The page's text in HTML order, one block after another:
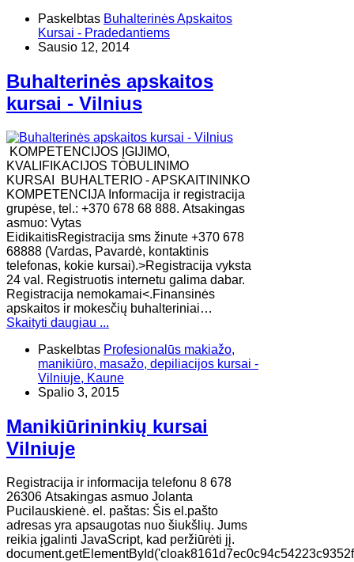
Paskelbtas Buhalterinės Apskaitos
Kursai - Pradedantiems
Sausio 12, 2014
Buhalterinės apskaitos
kursai - Vilnius
KOMPETENCIJOS ĮGIJIMO,
KVALIFIKACIJOS TOBULINIMO
KURSAI BUHALTERIO - APSKAITININKO
KOMPETENCIJA Informacija ir registracija
grupėse, tel.: +370 678 68 888. Atsakingas
asmuo: Vytas
EidikaitisRegistracija sms žinute +370 678
68888 (Vardas, Pavardė, kontaktinis
telefonas, kokie kursai).>Registracija vyksta
24 val. Registruotis internetu galima dabar.
Registracija nemokamai<.Finansinės
apskaitos ir mokesčių buhalteriniai…
Skaityti daugiau ...
Paskelbtas Profesionalūs makiažo,
manikiūro, masažo, depiliacijos kursai -
Vilniuje, Kaune
Spalio 3, 2015
Manikiūrininkių kursai
Vilniuje
Registracija ir informacija telefonu 8 678
26306 Atsakingas asmuo Jolanta
Pucilauskienė. el. paštas: Šis el.pašto
adresas yra apsaugotas nuo šiukšlių. Jums
reikia įgalinti JavaScript, kad peržiūrėti jį.